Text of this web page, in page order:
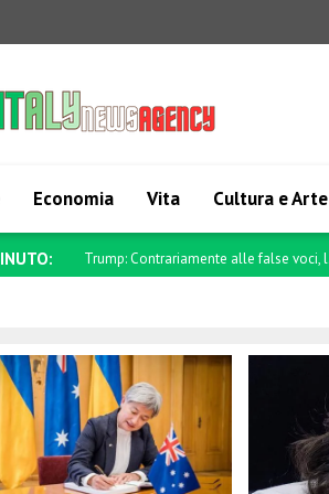
Economia Vita Cultura e Arte
Saar: Israele continuerà a difendere i p..